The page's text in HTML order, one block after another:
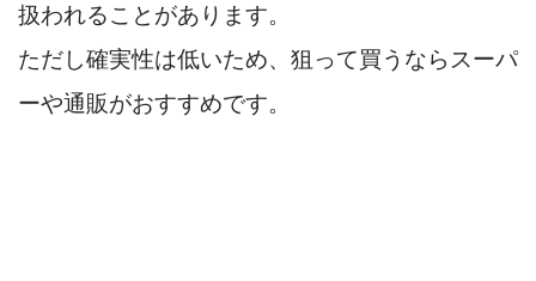
扱われることがあります。
ただし確実性は低いため、狙って買うならスーパ
ーや通販がおすすめです。